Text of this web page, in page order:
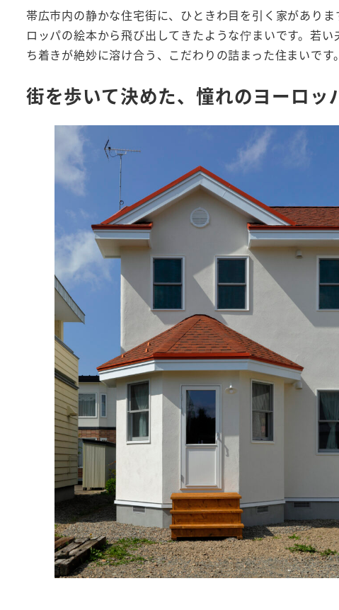
帯広市内の静かな住宅街に、ひときわ目を引く家があり
ロッパの絵本から飛び出してきたような佇まいです。若
ち着きが絶妙に溶け合う、こだわりの詰まった住まいです。
街を歩いて決めた、憧れのヨーロッ